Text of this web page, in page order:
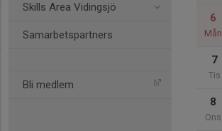
Skills Area Vidingsjö
Samarbetspartners
Bli medlem
6
Mån
7
Tis
8
Ons